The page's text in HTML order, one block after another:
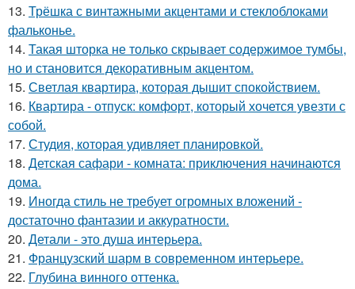
13. Трёшка с винтажными акцентами и стеклоблоками
фальконье.
14. Такая шторка не только скрывает содержимое тумбы,
но и становится декоративным акцентом.
15. Светлая квартира, которая дышит спокойствием.
16. Квартира - отпуск: комфорт, который хочется увезти с
собой.
17. Студия, которая удивляет планировкой.
18. Детская сафари - комната: приключения начинаются
дома.
19. Иногда стиль не требует огромных вложений -
достаточно фантазии и аккуратности.
20. Детали - это душа интерьера.
21. Французский шарм в современном интерьере.
22. Глубина винного оттенка.